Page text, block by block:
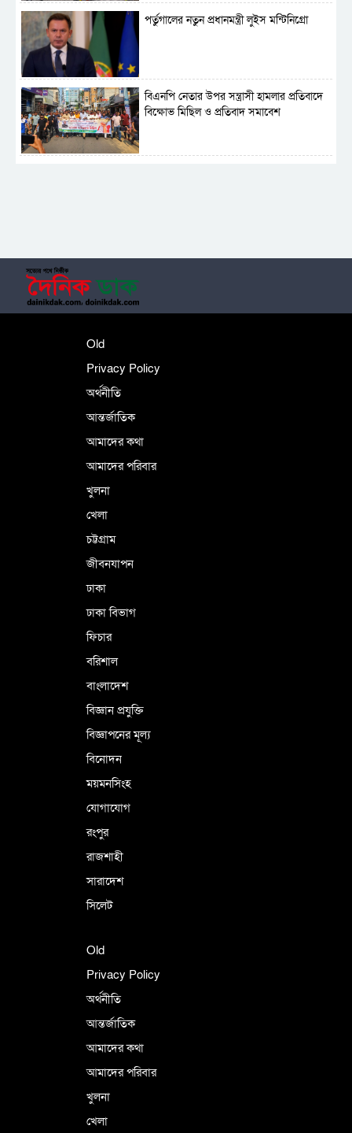
পর্তুগালের নতুন প্রধানমন্ত্রী লুইস মন্টিনিগ্রো
বিএনপি নেতার উপর সন্ত্রাসী হামলার প্রতিবাদে
বিক্ষোভ মিছিল ও প্রতিবাদ সমাবেশ
Old
Privacy Policy
অর্থনীতি
আন্তর্জাতিক
আমাদের কথা
আমাদের পরিবার
খুলনা
খেলা
চট্টগ্রাম
জীবনযাপন
ঢাকা
ঢাকা বিভাগ
ফিচার
বরিশাল
বাংলাদেশ
বিজ্ঞান প্রযুক্তি
বিজ্ঞাপনের মূল্য
বিনোদন
ময়মনসিংহ
যোগাযোগ
রংপুর
রাজশাহী
সারাদেশ
সিলেট
Old
Privacy Policy
অর্থনীতি
আন্তর্জাতিক
আমাদের কথা
আমাদের পরিবার
খুলনা
খেলা